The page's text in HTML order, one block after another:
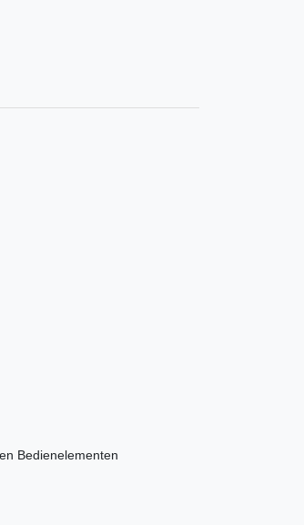
Bedienelementen